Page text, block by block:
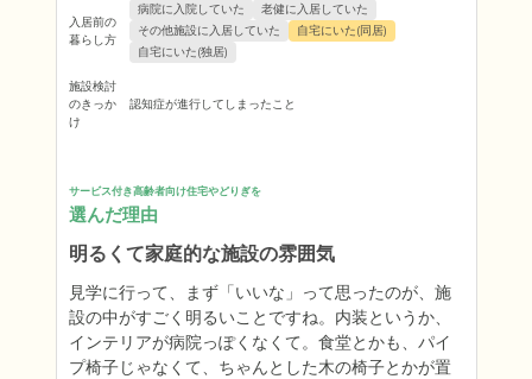
入居前の
暮らし方
病院に入院していた
老健に入居していた
その他施設に入居していた
自宅にいた(同居)
自宅にいた(独居)
施設検討
のきっか
け
認知症が進行してしまったこと
サービス付き高齢者向け住宅やどりぎを
選んだ理由
明るくて家庭的な施設の雰囲気
見学に行って、まず「いいな」って思ったのが、施
設の中がすごく明るいことですね。内装というか、
インテリアが病院っぽくなくて。食堂とかも、パイ
プ椅子じゃなくて、ちゃんとした木の椅子とかが置